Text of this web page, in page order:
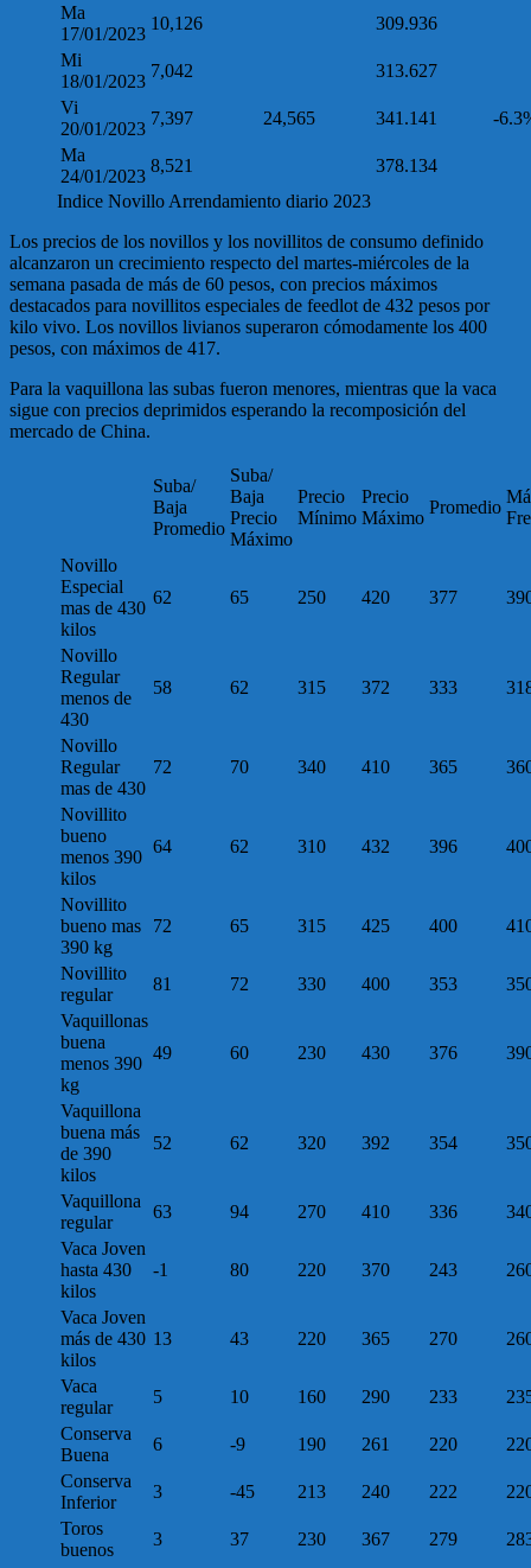
Ma
17/01/2023
10,126
309.936
Mi
18/01/2023
7,042
313.627
Vi
20/01/2023
7,397 24,565 341.141
-
Ma
24/01/2023
8,521
378.134
Indice Novillo Arrendamiento diario 2023
Los precios de los novillos y los novillitos de consumo definido
alcanzaron un crecimiento respecto del martes-miércoles de la
semana pasada de más de 60 pesos, con precios máximos
destacados para novillitos especiales de feedlot de 432 pesos por
kilo vivo. Los novillos livianos superaron cómodamente los 400
pesos, con máximos de 417.
Para la vaquillona las subas fueron menores, mientras que la vaca
sigue con precios deprimidos esperando la recomposición del
mercado de China.
Suba/
Baja
Promedio
Suba/
Baja
Precio
Máximo
Precio
Mínimo
Precio
Máximo
Promedio
Novillo
Especial
mas de 430
kilos
62 65 250 420 377
Novillo
Regular
menos de
430
58 62 315 372 333
Novillo
Regular
mas de 430
72 70 340 410 365
Novillito
bueno
menos 390
kilos
64 62 310 432 396
Novillito
bueno mas
390 kg
72 65 315 425 400
Novillito
regular
81 72 330 400 353
Vaquillonas
buena
menos 390
kg
49 60 230 430 376
Vaquillona
buena más
de 390
kilos
52 62 320 392 354
Vaquillona
regular
63 94 270 410 336
Vaca Joven
hasta 430
kilos
-1 80 220 370 243
Vaca Joven
más de 430
kilos
13 43 220 365 270
Vaca
regular
5 10 160 290 233
Conserva
Buena
6 -9 190 261 220
Conserva
Inferior
3 -45 213 240 222
Toros
buenos
3 37 230 367 279